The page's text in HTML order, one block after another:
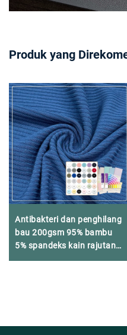
Produk yang
Antibakteri dan penghilang
bau 200gsm 95% bambu
5% spandeks kain rajutan
3*3 cocok untuk pakaian